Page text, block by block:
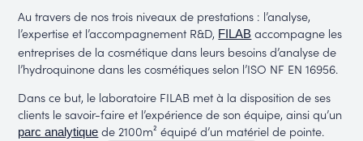
Au travers de nos trois niveaux de prestations : l’analyse,
l’expertise et l’accompagnement R&D, FILAB accompagne les
entreprises de la cosmétique dans leurs besoins d’analyse de
l’hydroquinone dans les cosmétiques selon l’ISO NF EN 16956.
Dans ce but, le laboratoire FILAB met à la disposition de ses
clients le savoir-faire et l’expérience de son équipe, ainsi qu’un
parc analytique de 2100m² équipé d’un matériel de pointe.